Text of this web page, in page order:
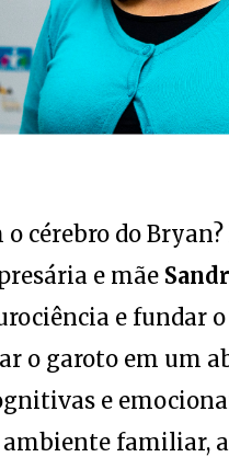
o cérebro do
e mãe
e fundar
o garoto em um
e
ambiente familiar,